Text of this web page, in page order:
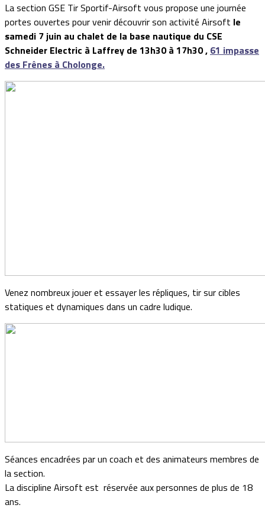
La section GSE Tir Sportif-Airsoft vous propose une journée
portes ouvertes pour venir découvrir son activité Airsoft le
samedi 7 juin au chalet de la base nautique du CSE
Schneider Electric à Laffrey de 13h30 à 17h30 , 61 impasse
des Frênes à Cholonge.
Venez nombreux jouer et essayer les répliques, tir sur cibles
statiques et dynamiques dans un cadre ludique.
Séances encadrées par un coach et des animateurs membres de
la section.
La discipline Airsoft est réservée aux personnes de plus de 18
ans.